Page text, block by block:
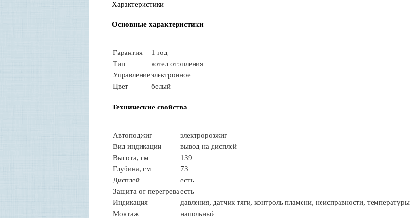
Характеристики
Основные характеристики
Гарантия
1 год
Тип
котел отопления
Управлениеэлектронное
Цвет
белый
Технические свойства
Автоподжиг
электророзжиг
Вид индикации
вывод на дисплей
Высота, см
139
Глубина, см
73
Дисплей
есть
Защита от перегреваесть
Индикация
давления, датчик тяги, контроль пламени, неисправности, температуры
Монтаж
напольный